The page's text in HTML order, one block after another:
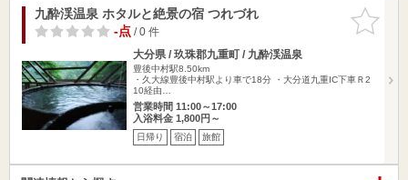
お気に入
りに追加
九酔渓温泉 ホタルと絶景の宿 つれづれ
-点/ 0 件
大分県 / 玖珠郡九重町 / 九酔渓温泉
豊後中村駅8.50km
・久大線豊後中村駅より車で18分 ・大分道九重IC下車Ｒ2
10経由…
営業時間 11:00～17:00
入浴料金 1,800円～
日帰り 宿泊 旅館